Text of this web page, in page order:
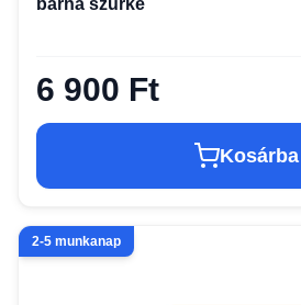
6 900 Ft
Kosárba
2-5 munkanap